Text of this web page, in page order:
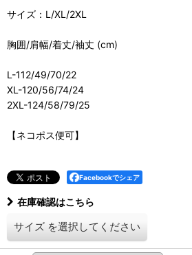
サイズ：L/XL/2XL
胸囲/肩幅/着丈/袖丈 (cm)
L-112/49/70/22
XL-120/56/74/24
2XL-124/58/79/25
【ネコポス便可】
Facebookでシェア
在庫確認はこちら
サイズ を選択してください